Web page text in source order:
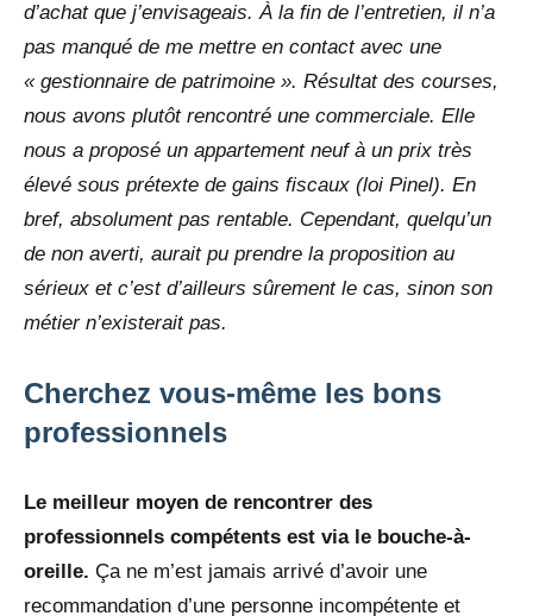
d’achat que j’envisageais. À la fin de l’entretien, il n’a
pas manqué de me mettre en contact avec une
« gestionnaire de patrimoine ». Résultat des courses,
nous avons plutôt rencontré une commerciale. Elle
nous a proposé un appartement neuf à un prix très
élevé sous prétexte de gains fiscaux (loi Pinel). En
bref, absolument pas rentable. Cependant, quelqu’un
de non averti, aurait pu prendre la proposition au
sérieux et c’est d’ailleurs sûrement le cas, sinon son
métier n’existerait pas.
Cherchez vous-même les bons
professionnels
Le meilleur moyen de rencontrer des
professionnels compétents est via le bouche-à-
oreille. Ça ne m’est jamais arrivé d’avoir une
recommandation d’une personne incompétente et